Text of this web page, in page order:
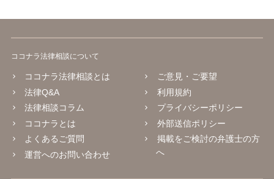
ココナラ法律相談について
ココナラ法律相談とは
法律Q&A
法律相談コラム
ココナラとは
よくあるご質問
運営へのお問い合わせ
ご意見・ご要望
利用規約
プライバシーポリシー
外部送信ポリシー
掲載をご検討の弁護士の方
へ